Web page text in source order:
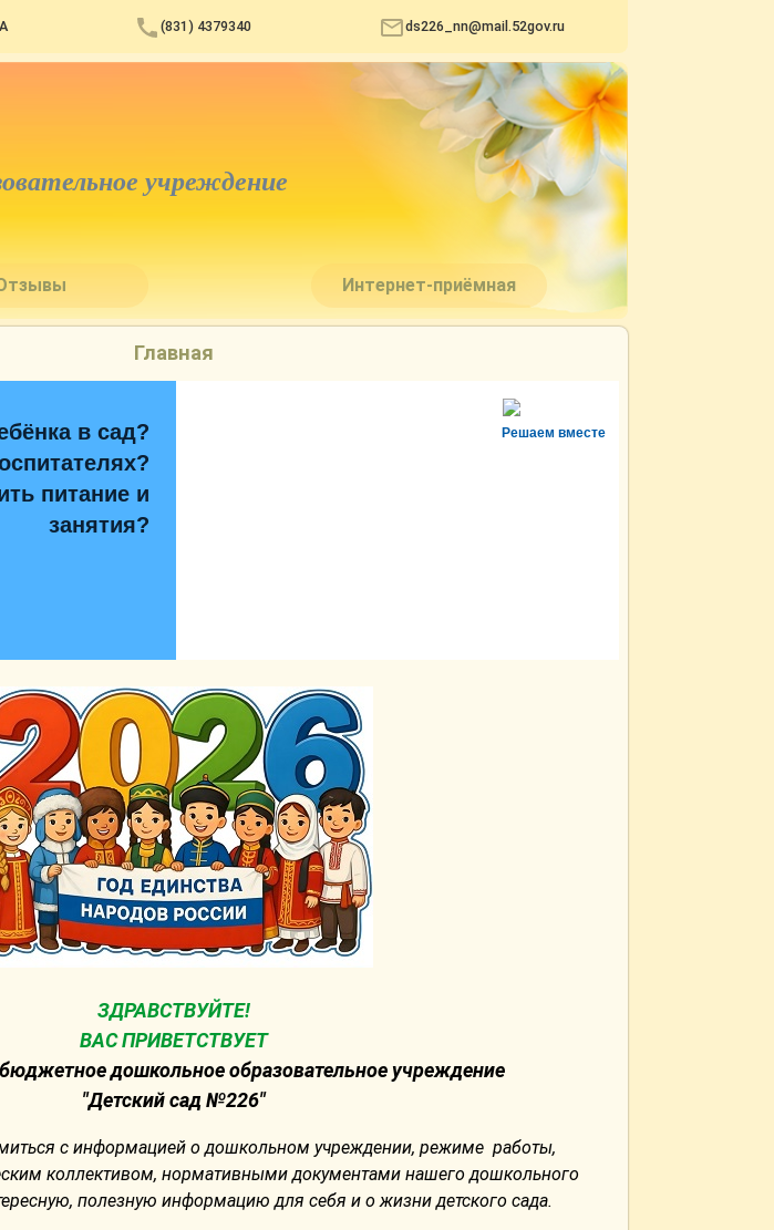
(831) 4379340 ds226_nn@mail.52gov.ru
учреждение
Интернет-приёмная
Главная
Решаем вместе
в сад?
питание и
занятия?
ЗДРАВСТВУЙТЕ!
ВАС ПРИВЕТСТВУЕТ
дошкольное образовательное учреждение
"Детский сад №226"
с информацией о дошкольном учреждении, режиме работы,
коллективом, нормативными документами нашего дошкольного
полезную информацию для себя и о жизни детского сада.